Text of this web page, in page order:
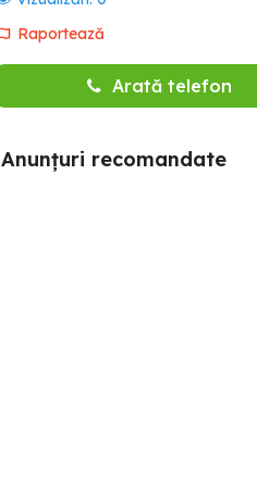
Raportează
Arată telefon
Anunțuri recomandate